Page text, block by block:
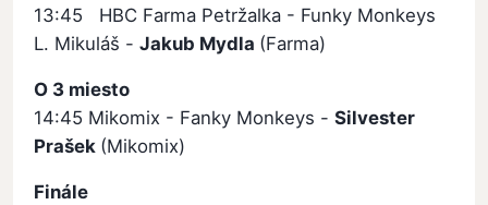
13:45 HBC Farma Petržalka - Funky Monkeys
L. Mikuláš -Jakub Mydla (Farma)
O 3 miesto
14:45 Mikomix - Fanky Monkeys -Silvester
Prašek (Mikomix)
Finále